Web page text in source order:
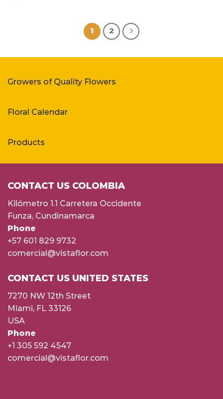
1 2
Growers of Quality Flowers
Floral Calendar
Products
CONTACT US COLOMBIA
Kilómetro 1.1 Carretera Occidente
Funza, Cundinamarca
Phone
+57 601 829 9732
comercial@vistaflor.com
CONTACT US UNITED STATES
7270 NW 12th Street
Miami, FL 33126
USA
Phone
+1 305 592 4547
comercial@vistaflor.com